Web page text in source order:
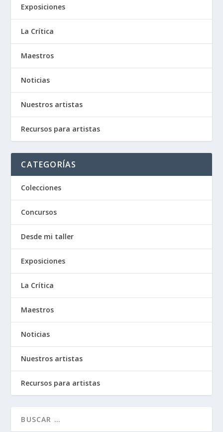
Exposiciones
La Crítica
Maestros
Noticias
Nuestros artistas
Recursos para artistas
CATEGORÍAS
Colecciones
Concursos
Desde mi taller
Exposiciones
La Crítica
Maestros
Noticias
Nuestros artistas
Recursos para artistas